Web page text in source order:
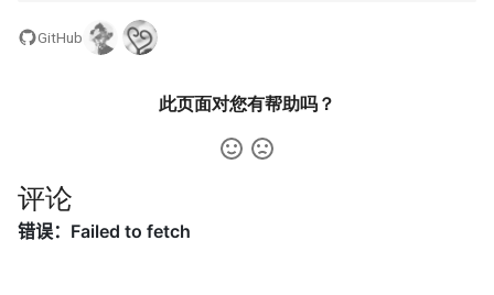
35. 复杂链表的复制
36. 二叉搜索树与双向链表
38. 字符串的排列
32. 有效的变位词
35. 最小时间差
36. 后缀表达式
5.3. 翻转数位
5.7. 配对交换
5.8. 绘制直线
GitHub
此页面对您有帮助吗？
评论